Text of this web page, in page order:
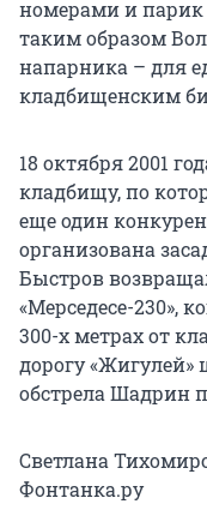
номерами и парик
таким образом
напарника – для
кладбищенским
18 октября 2001
кладбищу, по
еще один
организована
Быстров
«Мерседесе-230»,
300-х метрах от
дорогу «Жигулей»
обстрела Шадрин
Светлана
Фонтанка.ру